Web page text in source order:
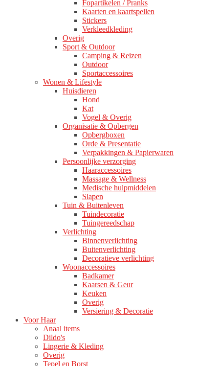
Fopartikelen / Pranks
Kaarten en kaartspellen
Stickers
Verkleedkleding
Overig
Sport & Outdoor
Camping & Reizen
Outdoor
Sportaccessoires
Wonen & Lifestyle
Huisdieren
Hond
Kat
Vogel & Overig
Organisatie & Opbergen
Opbergboxen
Orde & Presentatie
Verpakkingen & Papierwaren
Persoonlijke verzorging
Haaraccessoires
Massage & Wellness
Medische hulpmiddelen
Slapen
Tuin & Buitenleven
Tuindecoratie
Tuingereedschap
Verlichting
Binnenverlichting
Buitenverlichting
Decoratieve verlichting
Woonaccessoires
Badkamer
Kaarsen & Geur
Keuken
Overig
Versiering & Decoratie
Voor Haar
Anaal items
Dildo's
Lingerie & Kleding
Overig
Tepel en Borst